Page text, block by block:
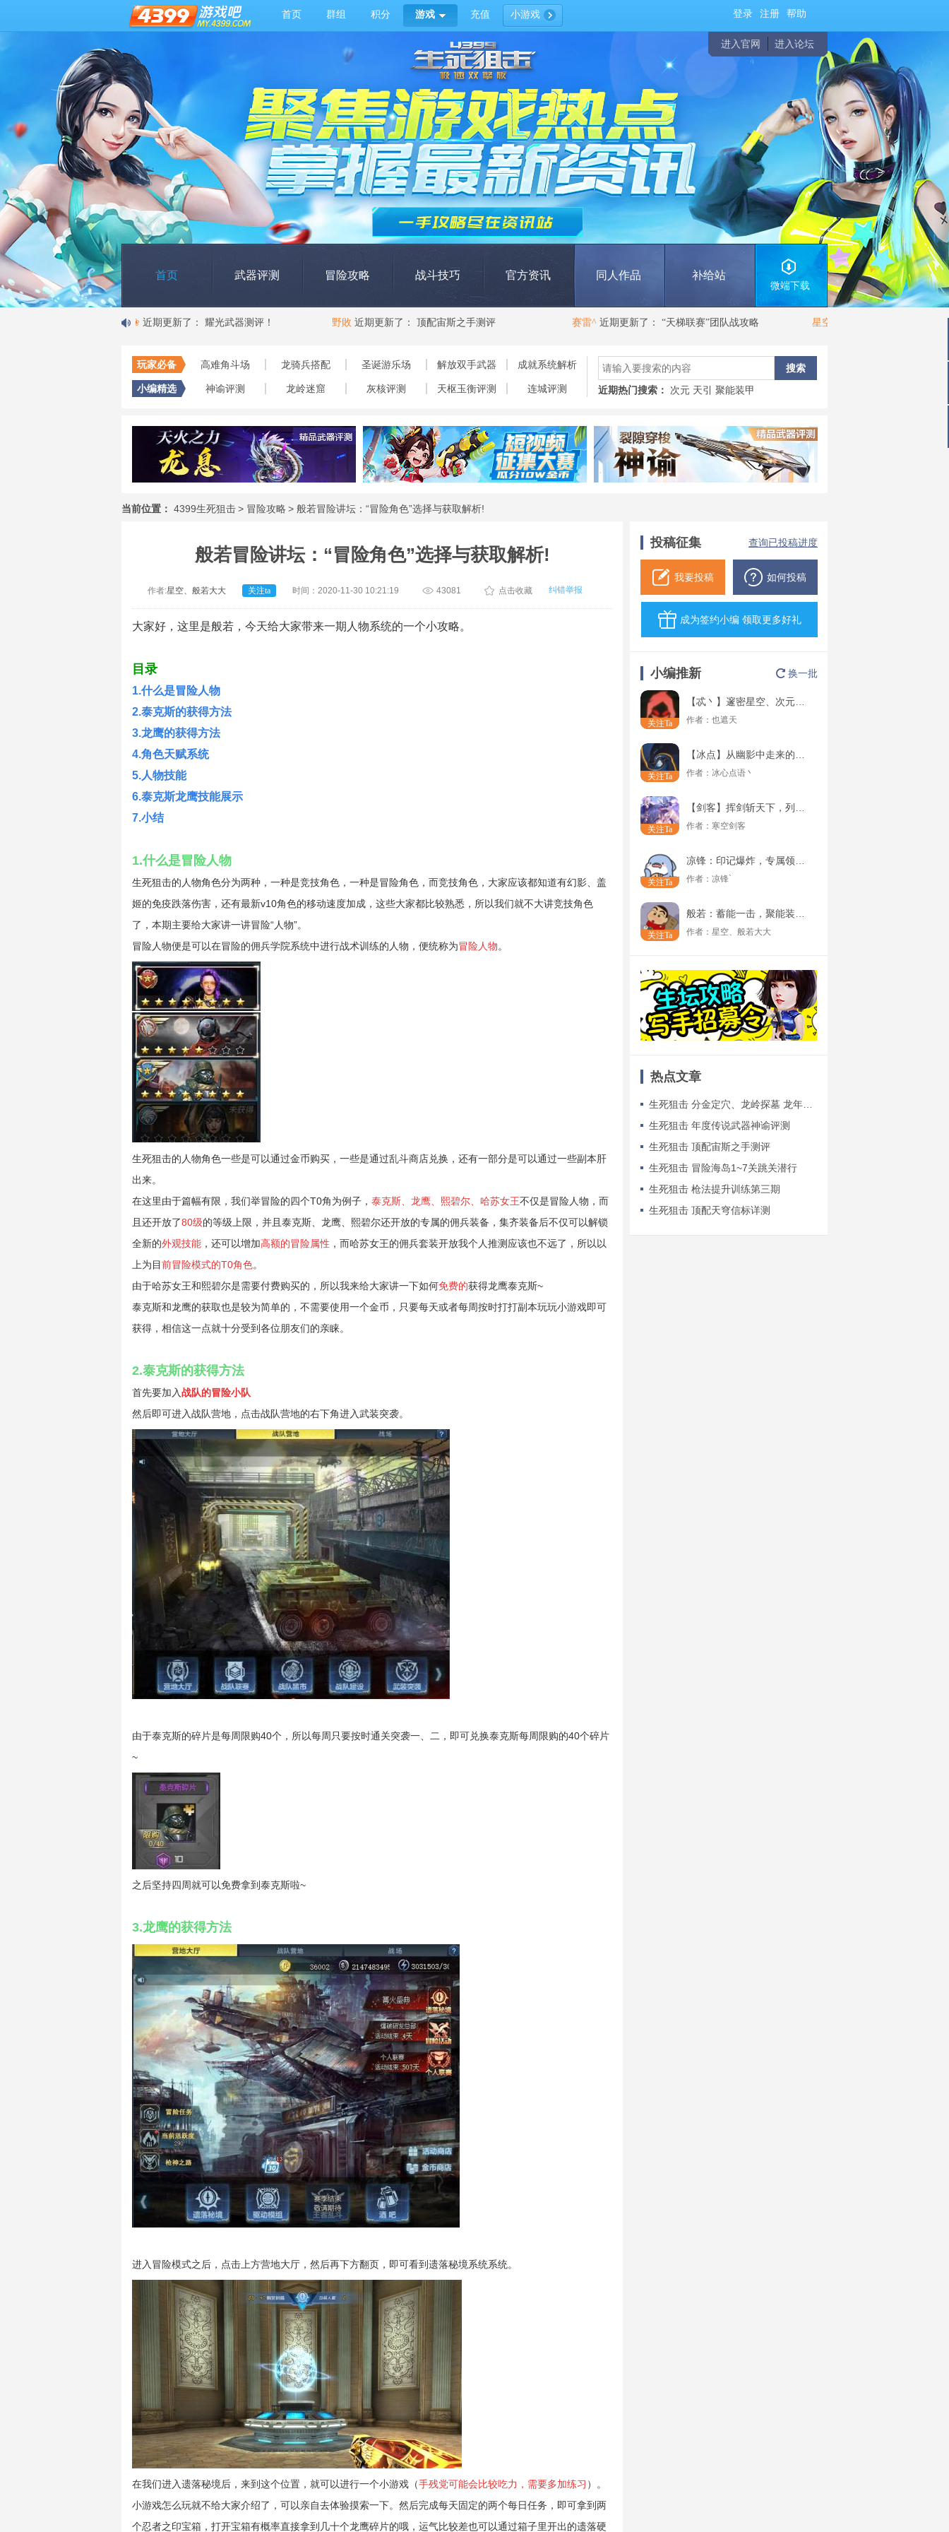
首页 群组 积分 游戏 充值 小游戏 登录 注册 帮助
进入官网 进入论坛
首页 武器评测 冒险攻略 战斗技巧 官方资讯 同人作品 补给站
微端下载
近期更新了：耀光武器测评！ 近期更新了：顶配宙斯之手测评 近期更新了：“天梯联赛”团队战攻略 星空、般若大大
玩家必备 高难角斗场 龙骑兵搭配 圣诞游乐场 解放双手武器 成就系统解析
小编精选 神谕评测 龙岭迷窟 灰核评测 天枢玉衡评测 连城评测 近期热门搜索： 次元 天引 聚能装甲
当前位置： 4399生死狙击> 冒险攻略 > 般若冒险讲坛：“冒险角色”选择与获取解析!
般若冒险讲坛：“冒险角色”选择与获取解析!
作者:星空、般若大大 关注ta 时间：2020-11-30 10:21:19 43081 点击收藏 纠错举报
大家好，这里是般若，今天给大家带来一期人物系统的一个小攻略。
目录
1.什么是冒险人物
2.泰克斯的获得方法
3.龙鹰的获得方法
4.角色天赋系统
5.人物技能
6.泰克斯龙鹰技能展示
7.小结
1.什么是冒险人物
生死狙击的 人物角色分为两种，一种是竞技角色，一种是冒险角色，而竞技角色， 大家应该都知道有幻影、盖
姬的免疫跌落伤害，还有最新v10角色的移动速度加成，这些大家都比较熟悉，所以我们就不大讲竞技角色
了 ，本期主要给大家讲一讲冒险“人物”。
冒险人物便是可以在冒险的佣兵学院系统中进行战术训练的人物，便统称为冒险人物。
生死狙击的人物角色一些是可以通过金币购买，一些是通过乱斗商店兑换，还有一部分是可以通过一些副本肝
出来。
在这里由于篇幅有限，我们举冒险的四个T0角为例子， 泰克斯、龙鹰、熙碧尔、哈苏女王不仅是冒险人物，而
且还开放了80级的等级上限，并且泰克斯、龙鹰、熙碧尔还开放的专属的佣兵装备，集齐装备后不仅可以解锁
全新的外观技能 ，还可以增加高额的冒险属性 ，而哈苏女王的佣兵套装开放我个人推测应该也不远了，所以以
上为目前冒险模式的T0角色。
由于哈苏女王和熙碧尔是需要付费购买的，所以我来给大家讲一下如何免费的获得龙鹰泰克斯~
泰克斯和龙鹰的获取也是较为简单的，不需要使用一个金币，只要每天或者每周按时打打副本玩玩小游戏即可
获得，相信这一点就十分受到各位朋友们的亲睐。
2.泰克斯的获得方法
首先要加入战队的冒险小队
然后即可进入战队营地，点击战队营地的右下角进入武装突袭。
由于泰克斯的碎片是每周限购40个，所以每周只要按时通关突袭一、二，即可兑换泰克斯每周限购的40个碎片
~
之后坚持四周就可以免费拿到泰克斯啦~
3.龙鹰的获得方法
进入冒险模式之后，点击上方营地大厅，然后再下方翻页，即可看到遗落秘境系统系统。
在我们进入遗落秘境后，来到这个位置，就可以进行一个小游戏（手残党可能会比较吃力，需要多加练习 ）。
小游戏怎么玩就不给大家介绍了，可以亲自去体验摸索一下。然后完成每天固定的两个每日任务，即可拿到两
个忍者之印宝箱，打开宝箱有概率直接拿到几十个龙鹰碎片的哦，运气比较差也可以通过箱子里开出的遗落硬
投稿征集 查询已投稿进度
我要投稿 如何投稿
成为签约小编 领取更多好礼
小编推新 换一批
关注Ta 作者： 也遮天
关注Ta 作者： 冰心点语丶
关注Ta 作者： 寒空剑客
关注Ta 作者： 凉锋`
关注Ta 作者： 星空、般若大大
热点文章
生死狙击 年度传说武器神谕评测
生死狙击 顶配宙斯之手测评
生死狙击 冒险海岛1~7关跳关潜行
生死狙击 枪法提升训练第三期
生死狙击 顶配天穹信标详测